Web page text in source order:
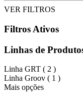
VER FILTROS
Filtros Ativos
Linhas de
Linha GRT ( 2 )
Linha Groov ( 1 )
Mais opções